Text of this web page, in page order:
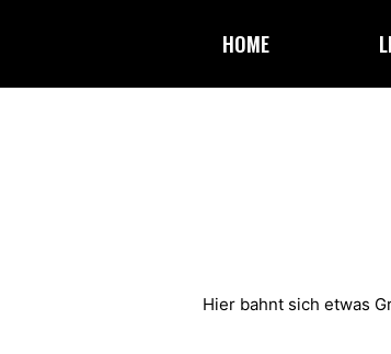
HOME
Hier bahnt sich etwas